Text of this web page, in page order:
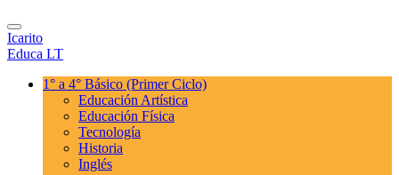
Icarito
Educa LT
1° a 4° Básico (Primer Ciclo)
Educación Artística
Educación Física
Tecnología
Historia
Inglés